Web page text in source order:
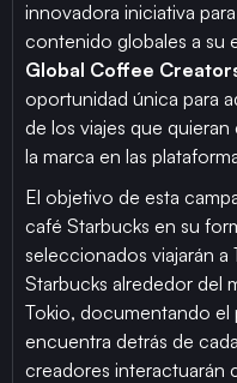
innovadora iniciativa
contenido globales a su
Global Coffee
oportunidad única para
de los viajes que
la marca en las
El objetivo de esta
café Starbucks en su
seleccionados viajarán
Starbucks alrededor del
Tokio, documentando el
encuentra detrás de
creadores interactuarán